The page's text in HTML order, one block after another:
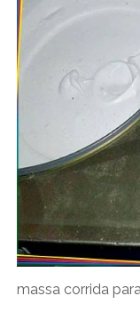
massa corrida